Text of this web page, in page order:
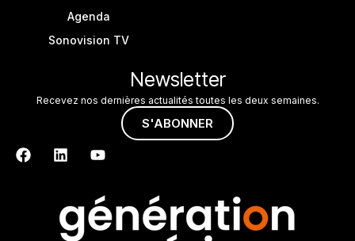
Agenda
Sonovision TV
Newsletter
Recevez nos dernières actualités toutes les deux semaines.
S'ABONNER